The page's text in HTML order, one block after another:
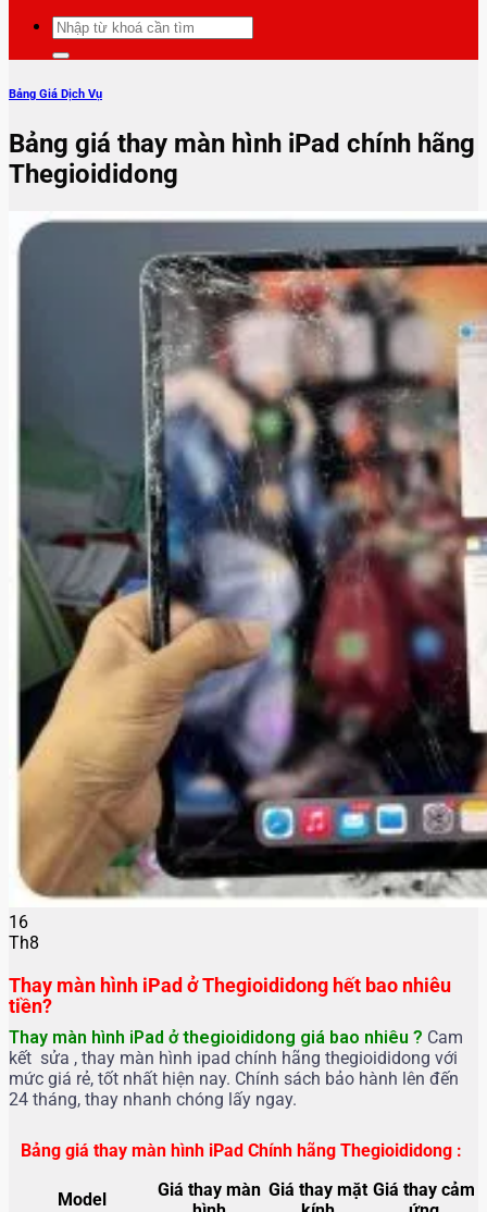
Tìm
kiếm:
Bảng Giá Dịch Vụ
Bảng giá thay màn hình iPad chính hãng
Thegioididong
16
Th8
Thay màn hình iPad ở Thegioididong hết bao nhiêu
tiền?
Thay màn hình iPad ở thegioididong giá bao nhiêu ? Cam
kết sửa , thay màn hình ipad chính hãng thegioididong với
mức giá rẻ, tốt nhất hiện nay. Chính sách bảo hành lên đến
24 tháng, thay nhanh chóng lấy ngay.
Bảng giá thay màn hình iPad Chính hãng Thegioididong :
Model
Giá thay màn Giá thay mặt Giá thay cảm